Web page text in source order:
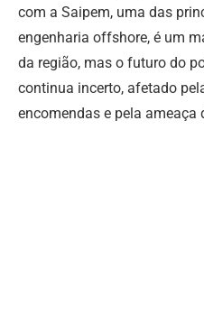
com a Saipem, uma das
engenharia offshore, é um
da região, mas o futuro do
continua incerto, afetado
encomendas e pela ameaça